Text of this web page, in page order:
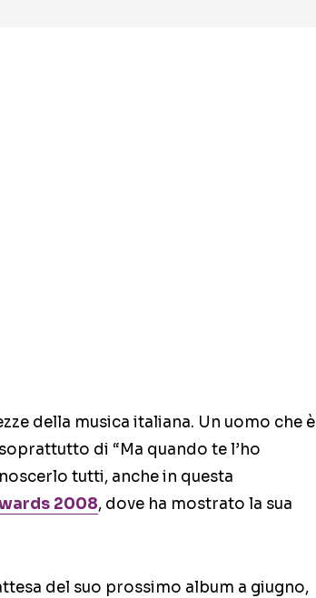
della musica italiana. Un uomo che è
di “Ma quando te l’ho
tutti, anche in questa
2008, dove ha mostrato la sua
del suo prossimo album a giugno,